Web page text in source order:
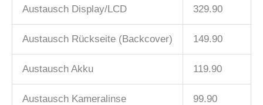
Austausch Display/LCD 329.90
Austausch Rückseite (Backcover) 149.90
Austausch Akku 119.90
Austausch Kameralinse 99.90